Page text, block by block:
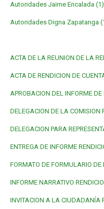
Autoridades Jaime Encalada (1)
Autoridades Digna Zapatanga
ACTA DE LA REUNION DE LA
ACTA DE RENDICION DE
APROBACION DEL INFORME
DELEGACION DE LA COMISION
DELEGACION PARA
ENTREGA DE INFORME
FORMATO DE FORMULARIO DE
INFORME NARRATIVO
INVITACION A LA CIUDADANÍA